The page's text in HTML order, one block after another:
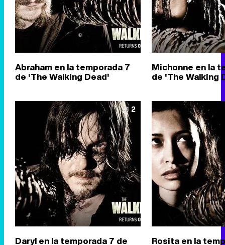
Abraham en la temporada 7
de 'The Walking Dead'
Michonne en la
de 'The Walking
2
Daryl en la temporada 7 de Rosita en la